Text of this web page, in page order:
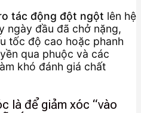
tác động đột ngột lên hệ
ngày đầu đã chở nặng,
tốc độ cao hoặc phanh
qua phuộc và các
khó đánh giá chất
là để giảm xóc “vào